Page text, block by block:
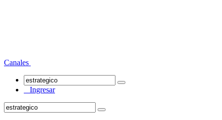
Canales
Ingresar